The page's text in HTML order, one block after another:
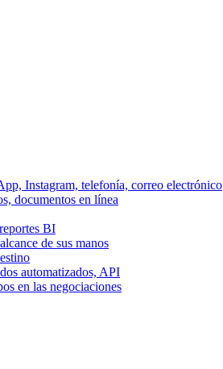
Instagram, telefonía, correo electrónico
documentos en línea
BI
de sus manos
automatizados, API
en las negociaciones